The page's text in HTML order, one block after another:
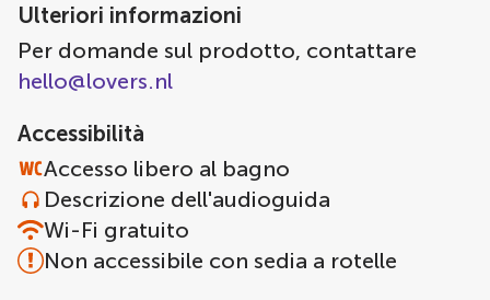
Ulteriori informazioni
Per domande sul prodotto, contattare
hello@lovers.nl
Accessibilità
Accesso libero al bagno
Descrizione dell'audioguida
Wi-Fi gratuito
Non accessibile con sedia a rotelle